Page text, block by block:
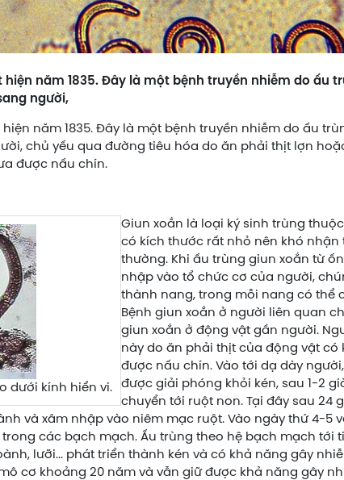
hiện năm 1835. Đây là một bệnh truyền nhiễm do ấu
người,
năm 1835. Đây là một bệnh truyền nhiễm do ấu
chủ yếu qua đường tiêu hóa do ăn phải thịt lợn
được nấu chín.
dưới kính hiển vi.
Giun xoắn là loại ký sinh trùng
có kích thước rất nhỏ nên khó nhận
thường. Khi ấu trùng giun xoắn từ
nhập vào tổ chức cơ của người,
thành nang, trong mỗi nang có thể
Bệnh giun xoắn ở người liên quan
giun xoắn ở động vật gần người.
này do ăn phải thịt của động vật có
được nấu chín. Vào tới dạ dày
được giải phóng khỏi kén, sau 1-2
chuyển tới ruột non. Tại đây sau 24
và xâm nhập vào niêm mạc ruột. Vào ngày thứ 4-5
các bạch mạch. Ấu trùng theo hệ bạch mạch tới
lưỡi... phát triển thành kén và có khả năng gây
cơ khoảng 20 năm và vẫn giữ được khả năng gây